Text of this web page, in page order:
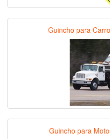
Guincho para
Guincho para